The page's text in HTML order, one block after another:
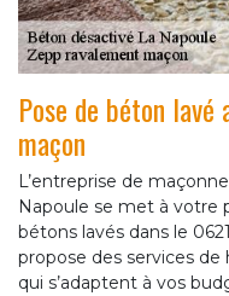
Pose de béton lavé
maçon
L’entreprise de
Napoule se met à votre
bétons lavés dans le
propose des services
qui s’adaptent à vos